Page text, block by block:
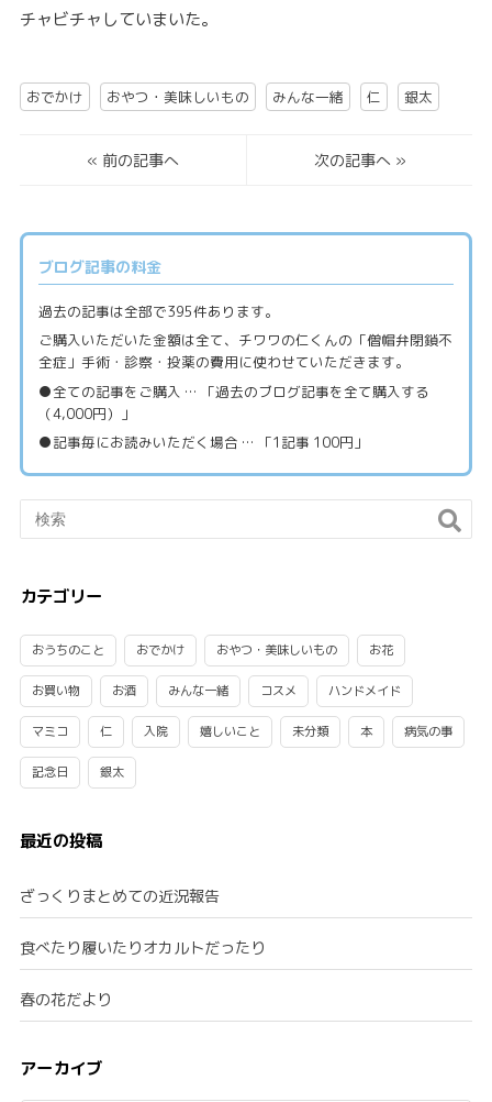
チャビチャしていまいた。
おでかけ おやつ・美味しいもの みんな一緒 仁 銀太
« 前の記事へ 次の記事へ»
ブログ記事の料金
過去の記事は全部で395件あります。
ご購入いただいた金額は全て、チワワの仁くんの「僧帽弁閉鎖不
全症」手術・診察・投薬の費用に使わせていただきます。
●全ての記事をご購入 … 「過去のブログ記事を全て購入する
（4,000円）」
●記事毎にお読みいただく場合 … 「1記事 100円」
カテゴリー
おうちのこと おでかけ おやつ・美味しいもの お花
お買い物 お酒 みんな一緒 コスメ ハンドメイド
マミコ 仁 入院 嬉しいこと 未分類 本 病気の事
記念日 銀太
最近の投稿
ざっくりまとめての近況報告
食べたり履いたりオカルトだったり
春の花だより
アーカイブ